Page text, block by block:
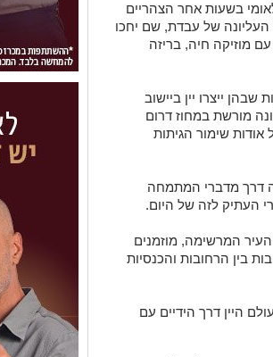
בשעות אחר הצהריים
העליונה של עבדת, שם יחכו
עם מוזיקה חיה, בריזה
ייצרו יין ביישוב
מורשת במחוז דרום
שימור הגיתות
מפי מורה דרך מדברי המתמחה
העתיק לזה של היום.
המרשימה, מוזמנים
בין הרחובות והכנסיות
היין דרך הידיים עם